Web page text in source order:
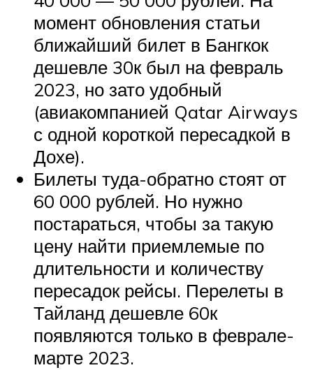
момент обновления статьи
ближайший билет в Бангкок
дешевле 30к был на февраль
2023, но зато удобный
(авиакомпанией Qatar Airways
с одной короткой пересадкой в
Дохе).
Билеты туда-обратно стоят от
60 000 рублей. Но нужно
постараться, чтобы за такую
цену найти приемлемые по
длительности и количеству
пересадок рейсы. Перелеты в
Тайланд дешевле 60к
появляются только в феврале-
марте 2023.